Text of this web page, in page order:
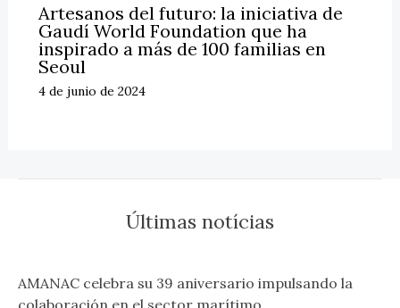
Artesanos del futuro: la iniciativa de
Gaudí World Foundation que ha
inspirado a más de 100 familias en
Seoul
4 de junio de 2024
Últimas notícias
AMANAC celebra su 39 aniversario impulsando la
colaboración en el sector marítimo